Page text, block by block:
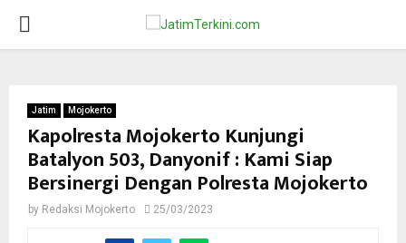
PRIMARY
Jatim Mojokerto
Kapolresta Mojokerto Kunjungi
Batalyon 503, Danyonif : Kami Siap
Bersinergi Dengan Polresta Mojokerto
by Redaksi Mojokerto 25/03/2023